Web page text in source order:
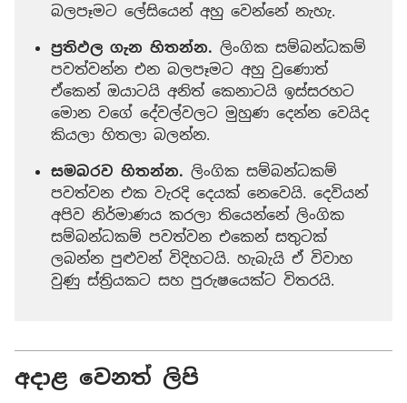
බලපෑමට ලේසියෙන් අහු වෙන්නේ නැහැ.
ප්‍රතිඵල ගැන හිතන්න. ලිංගික සම්බන්ධකම්
පවත්වන්න එන බලපෑමට අහු වුණොත්
ඒකෙන් ඔයාටයි අනිත් කෙනාටයි ඉස්සරහට
මොන වගේ දේවල්වලට මුහුණ දෙන්න වෙයිද
කියලා හිතලා බලන්න.
සමබරව හිතන්න. ලිංගික සම්බන්ධකම්
පවත්වන එක වැරදි දෙයක් නෙවෙයි. දෙවියන්
අපිව නිර්මාණය කරලා තියෙන්නේ ලිංගික
සම්බන්ධකම් පවත්වන එකෙන් සතුටක්
ලබන්න පුළුවන් විදිහටයි. හැබැයි ඒ විවාහ
වුණු ස්ත්‍රියකට සහ පුරුෂයෙක්ට විතරයි.
අදාළ වෙනත් ලිපි